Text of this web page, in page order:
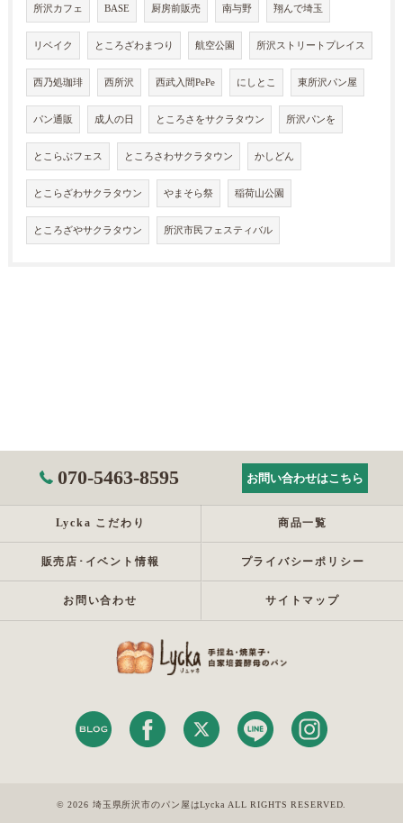
所沢カフェ BASE 厨房前販売 南与野 翔んで埼玉
リベイク ところざわまつり 航空公園 所沢ストリートプレイス
西乃処珈琲 西所沢 西武入間PePe にしとこ 東所沢パン屋
パン通販 成人の日 ところさをサクラタウン 所沢パンを
とこらぶフェス ところさわサクラタウン かしどん
とこらざわサクラタウン やまそら祭 稲荷山公園
ところざやサクラタウン 所沢市民フェスティバル
070-5463-8595 お問い合わせはこちら
Lycka こだわり 商品一覧
販売店･イベント情報 プライバシーポリシー
お問い合わせ サイトマップ
© 2026 埼玉県所沢市のパン屋はLycka ALL RIGHTS RESERVED.